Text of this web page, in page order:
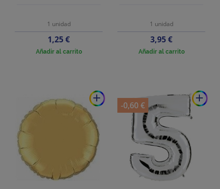
1 unidad
Precio
1,25 €
Añadir al carrito
1 unidad
Precio
3,95 €
Añadir al carrito
add add
-0,60 €